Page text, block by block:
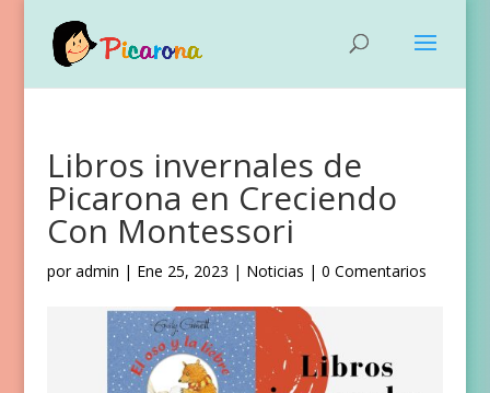
Libros invernales de
Picarona en Creciendo
Con Montessori
poradmin | Ene 25, 2023 | Noticias | 0 Comentarios